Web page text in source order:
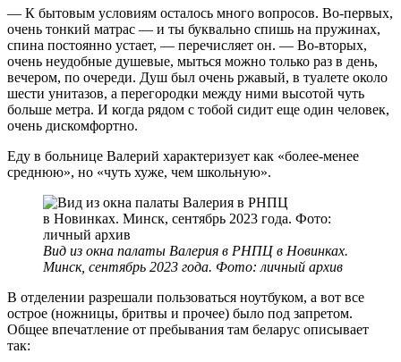
— К бытовым условиям осталось много вопросов. Во-первых,
очень тонкий матрас — и ты буквально спишь на пружинах,
спина постоянно устает, — перечисляет он. — Во-вторых,
очень неудобные душевые, мыться можно только раз в день,
вечером, по очереди. Душ был очень ржавый, в туалете около
шести унитазов, а перегородки между ними высотой чуть
больше метра. И когда рядом с тобой сидит еще один человек,
очень дискомфортно.
Еду в больнице Валерий характеризует как «более-менее
среднюю», но «чуть хуже, чем школьную».
Вид из окна палаты Валерия в РНПЦ в Новинках.
Минск, сентябрь 2023 года. Фото: личный архив
В отделении разрешали пользоваться ноутбуком, а вот все
острое (ножницы, бритвы и прочее) было под запретом.
Общее впечатление от пребывания там беларус описывает
так: